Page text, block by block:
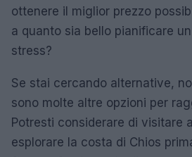
ottenere il miglior prezzo
a quanto sia bello pianificare
stress?
Se stai cercando alternative,
sono molte altre opzioni per
Potresti considerare di visitare
esplorare la costa di Chios